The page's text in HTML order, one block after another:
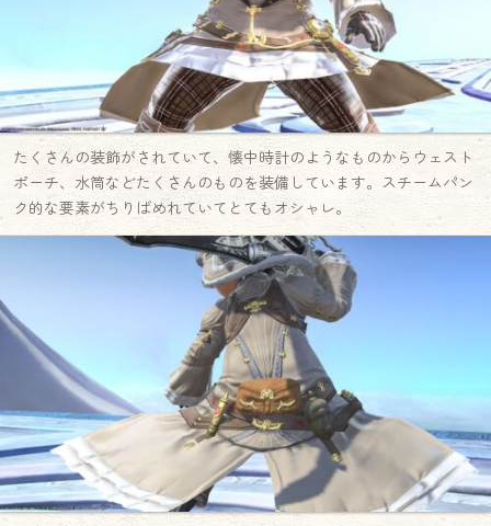
たくさんの装飾がされていて、懐中時計のようなものからウェスト
ポーチ、水筒などたくさんのものを装備しています。スチームパン
ク的な要素がちりばめれていてとてもオシャレ。